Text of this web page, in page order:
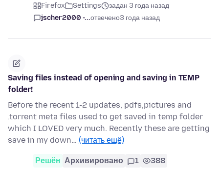
Firefox Settings
задан 3 года назад
jscher2000 -...отвечено3 года назад
Saving files instead of opening and saving in TEMP
folder!
Before the recent 1-2 updates, pdfs,pictures and
.torrent meta files used to get saved in temp folder
which I LOVED very much. Recently these are getting
save in my down… (читать ещё)
Решён Архивировано 1 388